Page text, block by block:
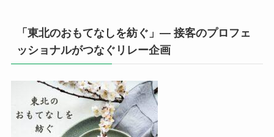
「東北のおもてなしを紡ぐ」— 接客のプロフェ
ッショナルがつなぐリレー企画